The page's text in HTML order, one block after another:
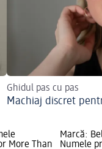
Ghidul pas cu pas
Machiaj discret
More Than
Marcă:
Numele